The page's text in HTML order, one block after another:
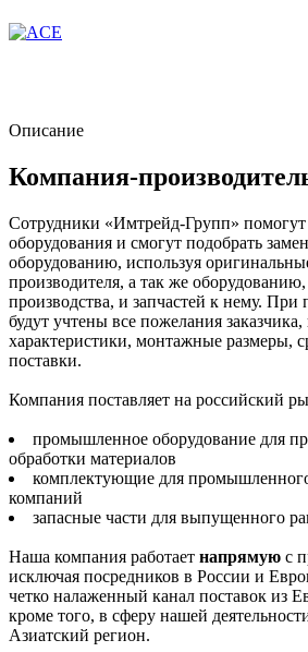
Описание
Компания-
Сотрудники «Имтрейд-Групп»
оборудования и смогут подобрать
оборудованию, используя
производителя, а так же
производства, и запчастей к нему. При
будут учтены все пожелания
характеристики, монтажные размеры,
поставки.
Компания поставляет на российский
промышленное оборудование для
обработки материалов
комплектующие для
компаний
запасные части для выпущенного
Наша компания работает напрямую с
исключая посредников в России и
четко налаженный канал поставок из
кроме того, в сферу нашей
Азиатский регион.